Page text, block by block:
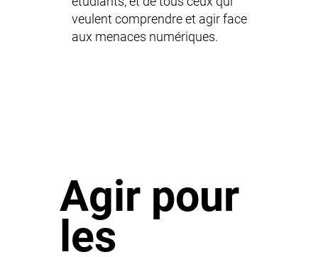
veulent comprendre et agir face
aux menaces numériques.
Agir pour
les